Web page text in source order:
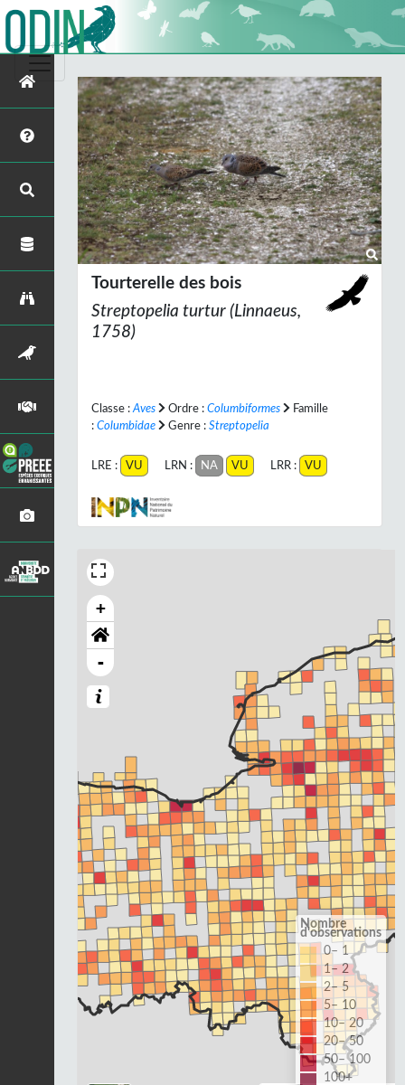
Tourterelle des bois
Streptopelia turtur (Linnaeus,
1758)
Classe : Aves Ordre : Columbiformes
Famille
: Columbidae Genre : Streptopelia
LRE : VU LRN : NA VU LRR : VU
+
-
Nombre
d'observations
0– 1
1– 2
2– 5
5– 10
10– 20
20– 50
50– 100
100+